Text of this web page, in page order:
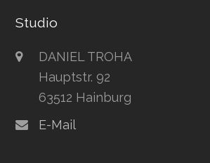
Studio
DANIEL TROHA
Hauptstr. 92
63512 Hainburg
E-Mail